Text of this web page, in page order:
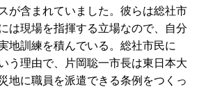
が含まれていました。彼らは総社市
は現場を指揮する立場なので、自分
地訓練を積んでいる。総社市民に
う理由で、片岡聡一市長は東日本大
地に職員を派遣できる条例をつくっ